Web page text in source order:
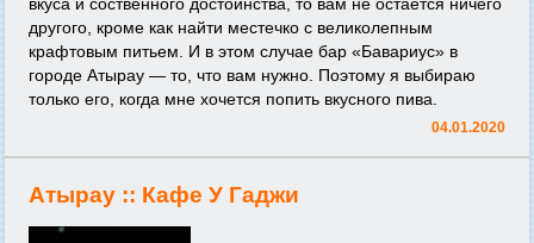
другого, кроме как найти местечко с великолепным
крафтовым питьем. И в этом случае бар «Бавариус» в
городе Атырау — то, что вам нужно. Поэтому я выбираю
только его, когда мне хочется попить вкусного пива.
04.01.2020
Атырау :: Кафе У Гаджи